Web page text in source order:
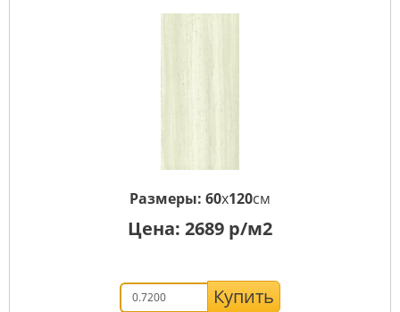
Размеры: 60x120см
Цена: 2689 р/м2
Купить